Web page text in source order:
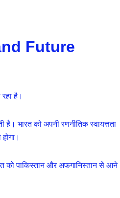
Future
है।
है। भारत को अपनी रणनीतिक स्वायत्तता
को पाकिस्तान और अफगानिस्तान से आने